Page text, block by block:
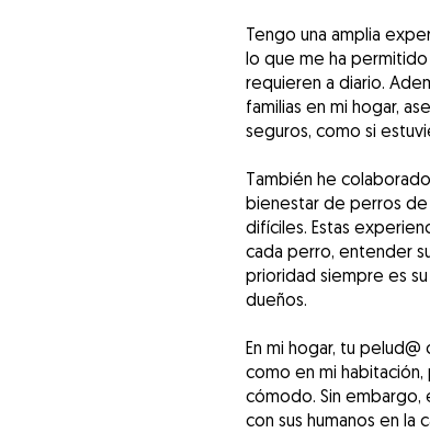
Tengo una amplia
lo que me ha
requieren a diario.
familias en mi hogar,
seguros, como si
También he
bienestar de perros de
difíciles. Estas
cada perro, entender
prioridad siempre es
dueños.
En mi hogar, tu
como en mi
cómodo. Sin
con sus humanos en la